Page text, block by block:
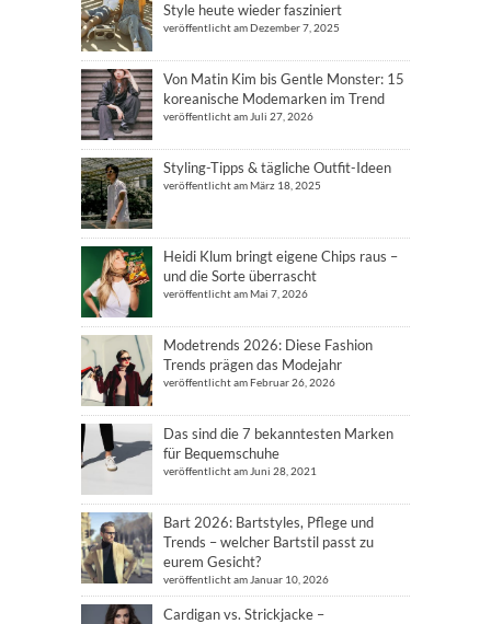
Style heute wieder fasziniert
veröffentlicht am Dezember 7, 2025
Von Matin Kim bis Gentle Monster: 15
koreanische Modemarken im Trend
veröffentlicht am Juli 27, 2026
Styling-Tipps & tägliche Outfit-Ideen
veröffentlicht am März 18, 2025
Heidi Klum bringt eigene Chips raus –
und die Sorte überrascht
veröffentlicht am Mai 7, 2026
Modetrends 2026: Diese Fashion
Trends prägen das Modejahr
veröffentlicht am Februar 26, 2026
Das sind die 7 bekanntesten Marken
für Bequemschuhe
veröffentlicht am Juni 28, 2021
Bart 2026: Bartstyles, Pflege und
Trends – welcher Bartstil passt zu
eurem Gesicht?
veröffentlicht am Januar 10, 2026
Cardigan vs. Strickjacke –